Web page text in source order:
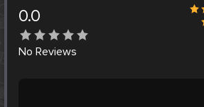
0.0
No Reviews